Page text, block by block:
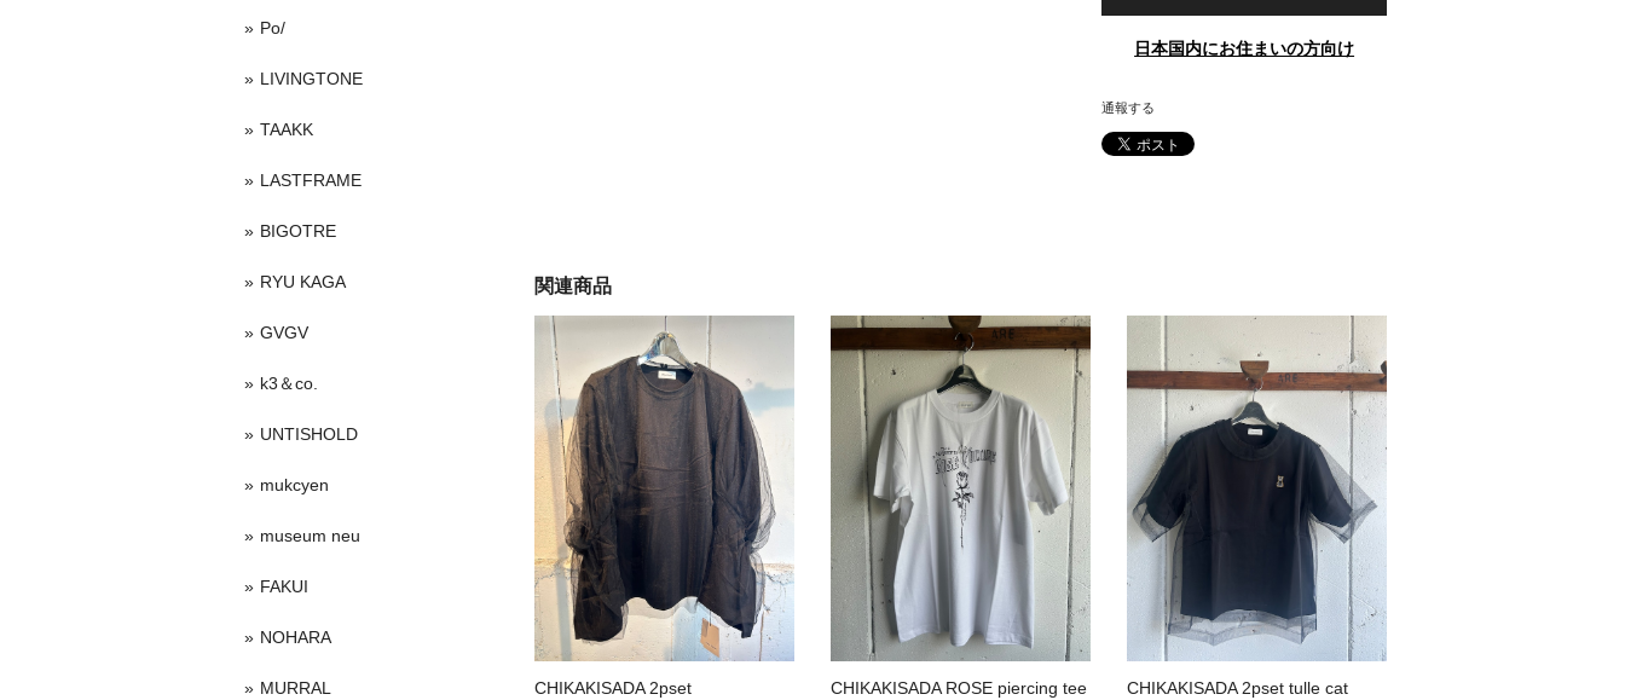
日本国内にお住まいの方向け
通報する
関連商品
CHIKAKISADA 2pset
CHIKAKISADA ROSE piercing tee
CHIKAKISADA 2pset tulle cat
Po/
LIVINGTONE
TAAKK
LASTFRAME
BIGOTRE
RYU KAGA
GVGV
k3＆co.
UNTISHOLD
mukcyen
museum neu
FAKUI
NOHARA
MURRAL